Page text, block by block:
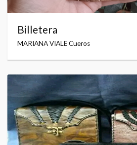
Billetera
MARIANA VIALE Cueros